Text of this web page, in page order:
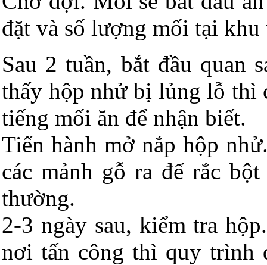
đặt và số lượng mối tại khu
Sau 2 tuần, bắt đầu quan
thấy hộp nhử bị lủng lỗ thì
tiếng mối ăn để nhận biết.
Tiến hành mở nắp hộp
các mảnh gỗ ra để rắc
thường.
2-3 ngày sau, kiểm tra
nơi tấn công thì quy trình